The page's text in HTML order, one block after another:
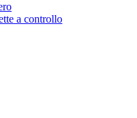
a controllo